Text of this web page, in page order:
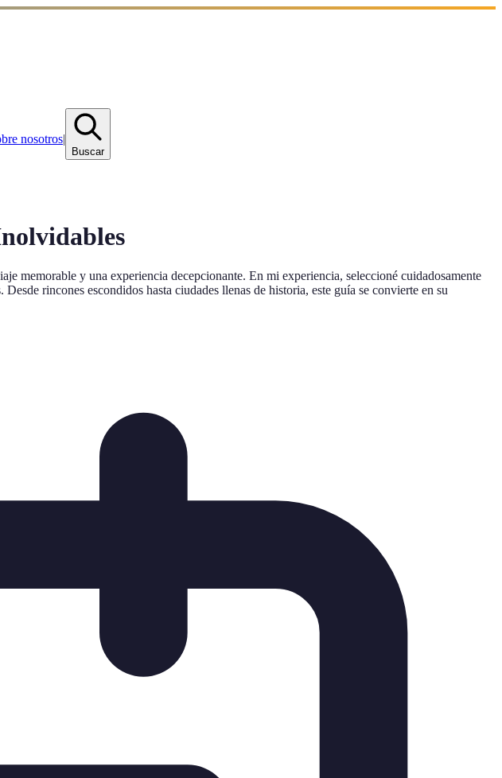
nosotros|
Buscar
memorable y una experiencia decepcionante. En mi experiencia, seleccioné cuidadosamente
rincones escondidos hasta ciudades llenas de historia, este guía se convierte en su